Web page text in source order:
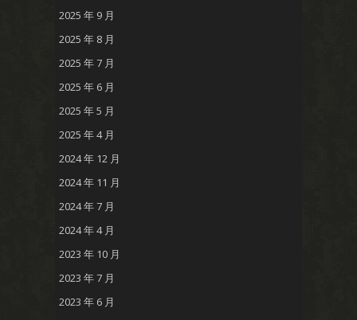
2025 年 9 月
2025 年 8 月
2025 年 7 月
2025 年 6 月
2025 年 5 月
2025 年 4 月
2024 年 12 月
2024 年 11 月
2024 年 7 月
2024 年 4 月
2023 年 10 月
2023 年 7 月
2023 年 6 月